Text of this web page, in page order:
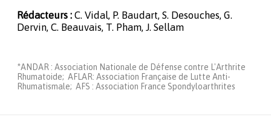
Rédacteurs : C. Vidal, P. Baudart, S. Desouches, G.
Dervin, C. Beauvais, T. Pham, J. Sellam
*ANDAR : Association Nationale de Défense contre L'Arthrite
Rhumatoide; AFLAR: Association Française de Lutte Anti-
Rhumatismale; AFS : Association France Spondyloarthrites